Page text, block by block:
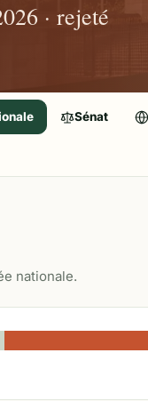
· rejeté
Sénat
nationale.